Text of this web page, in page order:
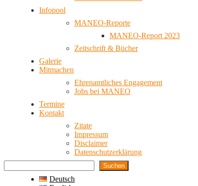
Infopool
MANEO-Reporte
MANEO-Report 2023
Zeitschrift & Bücher
Galerie
Mitmachen
Ehrenamtliches Engagement
Jobs bei MANEO
Termine
Kontakt
Zitate
Impressum
Disclaimer
Datenschutzerklärung
Suchen
Deutsch